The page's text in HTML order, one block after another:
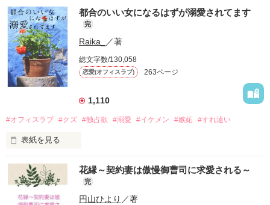
神宮寺真司　31
sinji
外交官
×
神宮寺香乃子　27
私はひとり東京に残る
だって、私たち
一年だけの政略結婚のはずでしたよね？
都合のいい女になるはずが溺愛されてます
完
Raika_ ／著
総文字数/130,058
恋愛(オフィスラブ) 263ページ
1,110
#オフィスラブ #クズ #独占欲 #溺愛 #イケメン #嫉妬 #すれ違い
表紙を見る
『仕事はできるが愛想がない』
堅物OL  遠藤 仁奈
×
花縁～契約妻は傲慢御曹司に求愛される～
完
円山ひより ／著